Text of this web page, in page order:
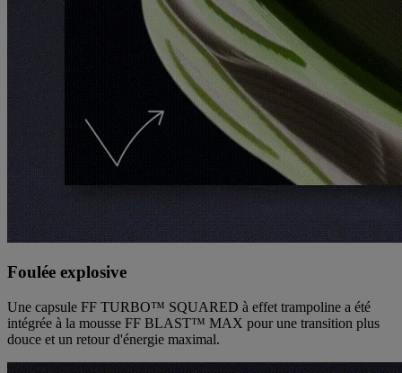
Foulée explosive
Une capsule FF TURBO™ SQUARED à effet trampoline a été
intégrée à la mousse FF BLAST™ MAX pour une transition plus
douce et un retour d'énergie maximal.